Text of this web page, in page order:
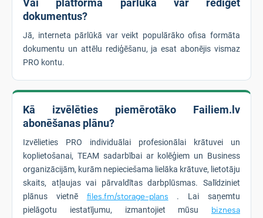
Vai platformā pārlūkā var rediģēt
dokumentus?
Jā, interneta pārlūkā var veikt populārāko ofisa formāta
dokumentu un attēlu rediģēšanu, ja esat abonējis vismaz
PRO kontu.
Kā izvēlēties piemērotāko Failiem.lv
abonēšanas plānu?
Izvēlieties PRO individuālai profesionālai krātuvei un
koplietošanai, TEAM sadarbībai ar kolēģiem un Business
organizācijām, kurām nepieciešama lielāka krātuve, lietotāju
skaits, atļaujas vai pārvaldītas darbplūsmas. Salīdziniet
plānus vietnē files.fm/storage-plans . Lai saņemtu
pielāgotu iestatījumu, izmantojiet mūsu biznesa